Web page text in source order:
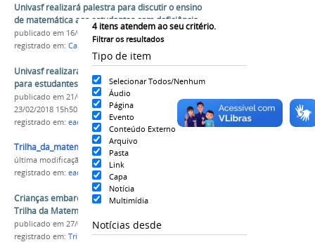
4itens atendem ao seu critério.
Filtrar os resultados
Tipo de item
Selecionar Todos/Nenhum
Áudio
Página
Evento
Conteúdo Externo
Arquivo
Pasta
Link
Capa
Notícia
Multimídia
Notícias desde
Univasf realizará palestra para discutir o ensino
de matemática aos estudantes com deficiência
publicado em 16/08/2018
registrado em: Campus Juazeiro,profmat,
Univasf realizará Projeto Trilha da Matemática
para estudantes de ensino fundamental e médio
publicado em 21/02/2018 —última modificação
23/02/2018 15h50
registrado em: eacc profmat,Trilha da Matemática
Trilha_da_matematica_folder.pdf
última modificação
em 21/02/2018 14h50
registrado em: eacc profmat
Crianças embarcam nas aventuras do projeto
Trilha da Matemática
publicado em 27/02/2018
registrado em: Trilha da Matemática,EACC,profmat,